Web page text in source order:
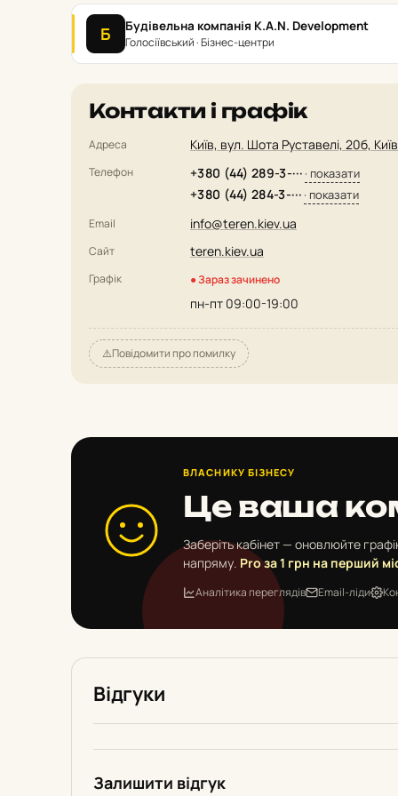
Б Будівельна компанія K.A.N. Development
Голосіївський · Бізнес-центри
Контакти і графік
Адреса Київ, вул. Шота Руставелі, 20б, Київ
Телефон +380 (44) 289-3-··· · показати
+380 (44) 284-3-··· · показати
Email info@teren.kiev.ua
Сайт teren.kiev.ua
Графік ● Зараз зачинено
пн-пт 09:00-19:00
⚠️Повідомити про помилку
ВЛАСНИКУ БІЗНЕСУ
Це ваша
Заберіть кабінет — оновлюйте
напряму. Pro за 1 грн на перший
Аналітика переглядів Email-ліди
Відгуки
Залишити відгук